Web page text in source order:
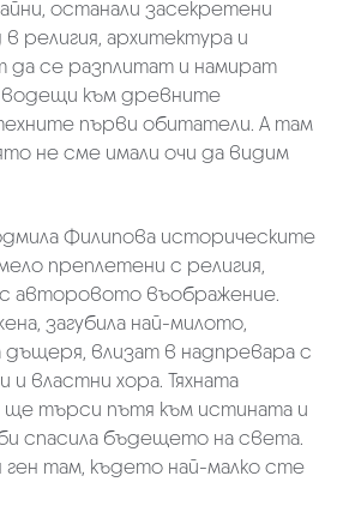
останали засекретени
религия, архитектура и
да се разплитат и намират
към древните
първи обитатели. А там
не сме имали очи да видим
Филипова историческите
преплетени с религия,
авторовото въображение.
загубила най-милото,
влизат в надпревара с
властни хора. Тяхната
търси пътя към истината и
спасила бъдещето на света.
там, където най-малко сте